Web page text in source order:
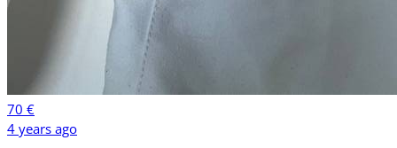
70 €
4 years ago